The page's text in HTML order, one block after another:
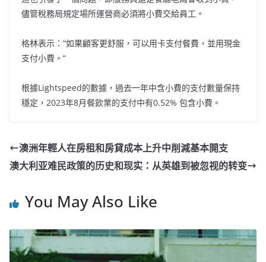
儘管稅務局規定場所運營商必須將小費交給員工。
格林表示：“如果顧客更舒服，可以用卡支付餐費，並用現金
支付小費。“
根據Lightspeed的數據，過去一年中含小費的支付數量保持
穩定，2023年8月餐飲業的支付中有0.52% 包含小費。
澳洲年輕人在房租和房貸成本上升中削減基本開支
澳大利亚难民政策的历史和现实：从英雄到被忽视的转变
You May Also Like